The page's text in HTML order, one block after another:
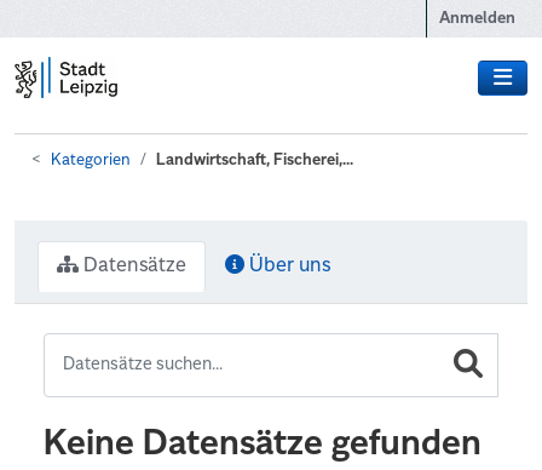
Anmelden
Kategorien Landwirtschaft, Fischerei,...
Datensätze Über uns
Keine Datensätze gefunden